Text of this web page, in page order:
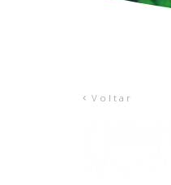
Voltar